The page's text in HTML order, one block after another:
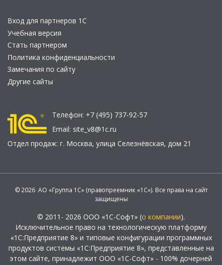
Вход для партнеров 1С
Учебная версия
Стать партнером
Политика конфиденциальности
Замечания по сайту
Другие сайты
Телефон: +7 (495) 737-92-57
Email: site_v8@1c.ru
Отдел продаж: г. Москва, улица Селезнёвская, дом 21
© 2026 АО «Группа 1С» (правопреемник «1С»). Все права на сайт
защищены
© 2011- 2026 ООО «1С-Софт» (о компании).
Исключительное право на технологическую платформу
«1С:Предприятие 8» и типовые конфигурации программных
продуктов системы «1С:Предприятие 8», представленные на
этом сайте, принадлежит ООО «1С-Софт» - 100% дочерней